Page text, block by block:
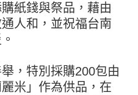
紙錢與祭品，藉由
人和，並祝福台南
，特別採購200包由
米」作為供品，在